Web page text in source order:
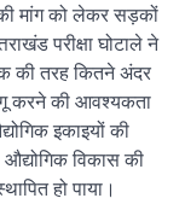
की मांग को लेकर सड़कों
परीक्षा घोटाले ने
की तरह कितने अंदर
करने की आवश्यकता
इकाइयों की
विकास की
हो पाया।